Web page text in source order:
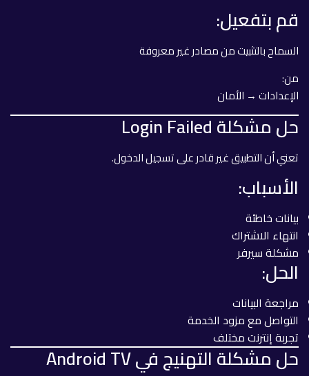
قم بتفعيل:
السماح بالتثبيت من مصادر غير معروفة
من:
الإعدادات → الأمان
حل مشكلة Login Failed
تعني أن التطبيق غير قادر على تسجيل الدخول.
الأسباب:
بيانات خاطئة
انتهاء الاشتراك
مشكلة سيرفر
الحل:
مراجعة البيانات
التواصل مع مزود الخدمة
تجربة إنترنت مختلف
حل مشكلة التهنيج في Android TV